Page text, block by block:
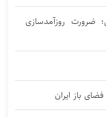
ضرورت روزآمدسازی